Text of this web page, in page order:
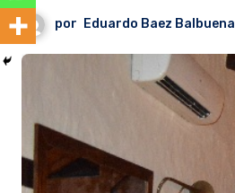
por Eduardo Baez Balbuena